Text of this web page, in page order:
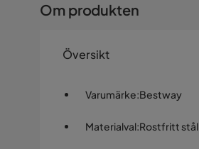
Om produkten
Översikt
Varumärke:Bestway
Materialval:Rostfritt stål